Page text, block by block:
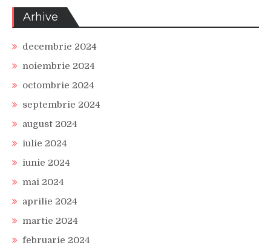
Arhive
decembrie 2024
noiembrie 2024
octombrie 2024
septembrie 2024
august 2024
iulie 2024
iunie 2024
mai 2024
aprilie 2024
martie 2024
februarie 2024